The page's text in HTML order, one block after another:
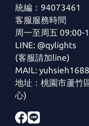
統編：94073461
客服服務時間
周一至周五 09:00-
LINE: @qylights
(客服請加line)
MAIL:
地址：桃園市蘆竹
心)